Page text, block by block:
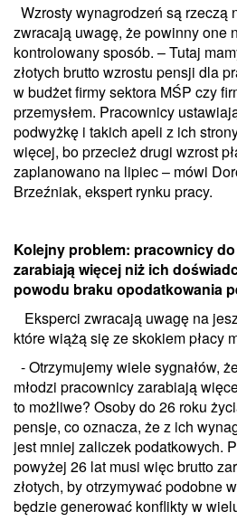
Wzrosty wynagrodzeń są rzeczą
zwracają uwagę, że powinny one
kontrolowany sposób. – Tutaj
złotych brutto wzrostu pensji dla
w budżet firmy sektora MŚP czy
przemysłem. Pracownicy
podwyżkę i takich apeli z ich
więcej, bo przecież drugi wzrost
zaplanowano na lipiec – mówi
Brzeźniak, ekspert rynku pracy.
Kolejny problem: pracownicy
zarabiają więcej niż ich
powodu braku opodatkowania
Eksperci zwracają uwagę na
które wiążą się ze skokiem płacy
- Otrzymujemy wiele sygnałów,
młodzi pracownicy zarabiają
to możliwe? Osoby do 26 roku
pensje, co oznacza, że z ich
jest mniej zaliczek podatkowych.
powyżej 26 lat musi więc brutto
złotych, by otrzymywać podobne
będzie generować konflikty w